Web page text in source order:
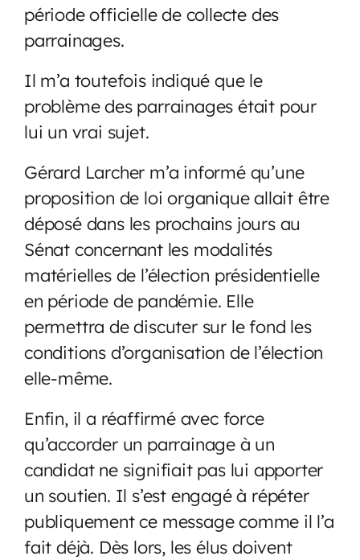
période officielle de collecte des
parrainages.
Il m’a toutefois indiqué que le
problème des parrainages était pour
lui un vrai sujet.
Gérard Larcher m’a informé qu’une
proposition de loi organique allait être
déposé dans les prochains jours au
Sénat concernant les modalités
matérielles de l’élection présidentielle
en période de pandémie. Elle
permettra de discuter sur le fond les
conditions d’organisation de l’élection
elle-même.
Enfin, il a réaffirmé avec force
qu’accorder un parrainage à un
candidat ne signifiait pas lui apporter
un soutien. Il s’est engagé à répéter
publiquement ce message comme il l’a
fait déjà. Dès lors, les élus doivent